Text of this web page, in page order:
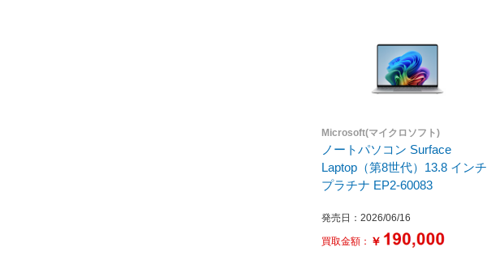
Microsoft(マイクロソフト)
ノートパソコン Surface
Laptop（第8世代）13.8 インチ
プラチナ EP2-60083
発売日：2026/06/16
買取金額： ￥